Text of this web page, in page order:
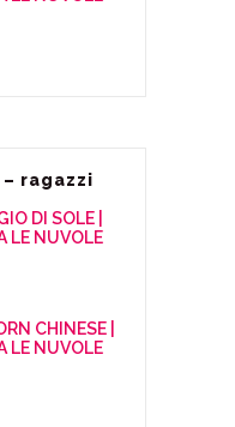
– ragazzi
DI SOLE |
LE NUVOLE
CHINESE |
LE NUVOLE